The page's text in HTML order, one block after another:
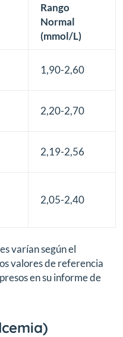
Rango
Normal
(mmol/L)
1,90-2,60
2,20-2,70
2,19-2,56
2,05-2,40
varían según el
valores de referencia
en su informe de